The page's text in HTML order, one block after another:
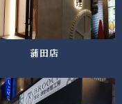
蒲田店